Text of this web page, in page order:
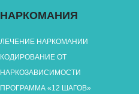
НАРКОМАНИЯ
ЛЕЧЕНИЕ НАРКОМАНИИ
КОДИРОВАНИЕ ОТ
НАРКОЗАВИСИМОСТИ
ПРОГРАММА «12 ШАГОВ»